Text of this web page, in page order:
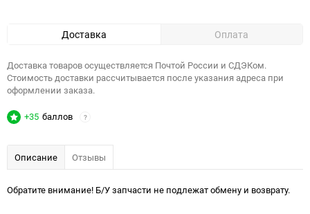
Доставка Оплата
Доставка товаров осуществляется Почтой России и СДЭКом.
Стоимость доставки рассчитывается после указания адреса при
оформлении заказа.
+35 баллов ?
Описание Отзывы
Обратите внимание! Б/У запчасти не подлежат обмену и возврату.